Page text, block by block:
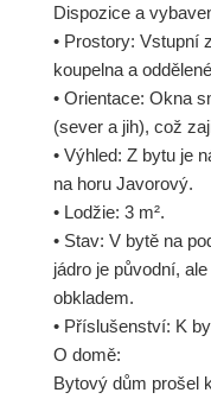
Dispozice a
• Prostory: Vstupní
koupelna a
• Orientace: Okna
(sever a jih), což
• Výhled: Z bytu je
na horu Javorový.
• Lodžie: 3 m².
• Stav: V bytě na
jádro je původní,
obkladem.
• Příslušenství: K
O domě:
Bytový dům prošel